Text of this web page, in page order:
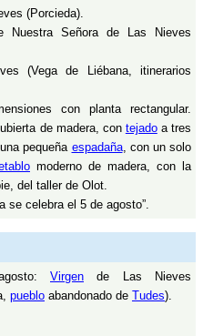
(Porcieda).
Nuestra Señora de Las Nieves
(Vega de Liébana, itinerarios
con planta rectangular.
de madera, con tejadoa tres
pequeña espadaña, con un solo
moderno de madera, con la
del taller de Olot.
se celebra el 5 de agosto”.
Virgen de Las Nieves
pueblo abandonado de Tudes).